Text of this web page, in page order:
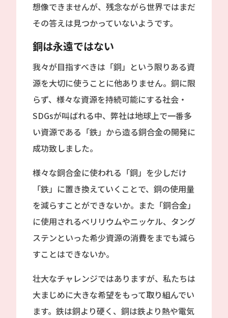
想像できませんが、残念ながら世界ではまだ
その答えは見つかっていないようです。
銅は永遠ではない
我々が目指すべきは「銅」という限りある資
源を大切に使うことに他ありません。銅に限
らず、様々な資源を持続可能にする社会・
SDGsが叫ばれる中、弊社は地球上で一番多
い資源である「鉄」から造る銅合金の開発に
成功致しました。
様々な銅合金に使われる「銅」を少しだけ
「鉄」に置き換えていくことで、銅の使用量
を減らすことができないか。また「銅合金」
に使用されるベリリウムやニッケル、タング
ステンといった希少資源の消費をまでも減ら
すことはできないか。
壮大なチャレンジではありますが、私たちは
大まじめに大きな希望をもって取り組んでい
ます。鉄は銅より硬く、銅は鉄より熱や電気